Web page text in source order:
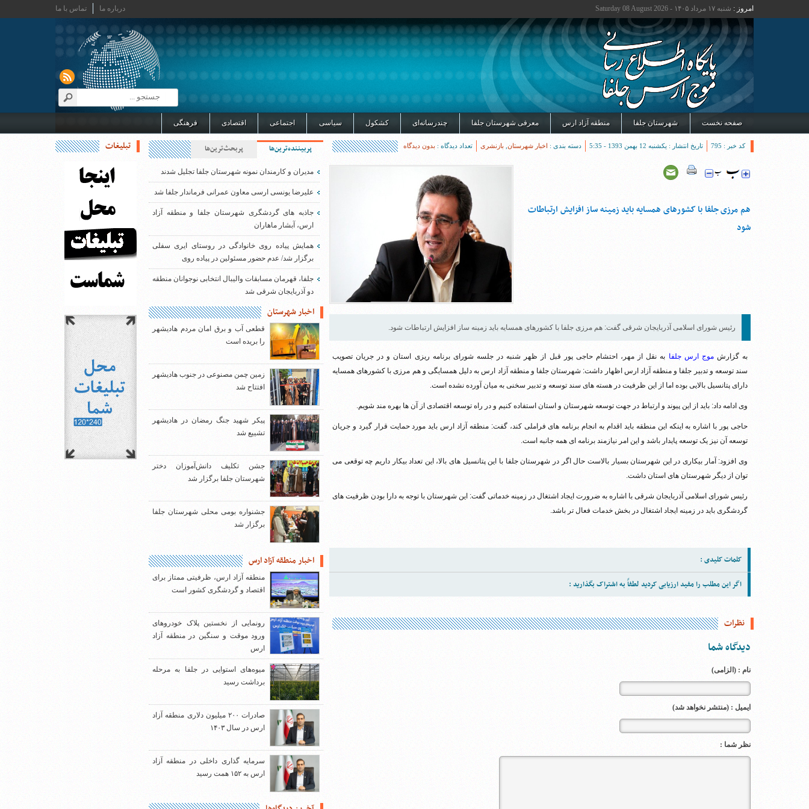
امروز : شنبه ۱۷ مرداد ۱۴۰۵ - Saturday 08 August 2026 تماس با ما درباره ما
صفحه نخست شهرستان جلفا منطقه آزاد ارس معرفی شهرستان جلفا چندرسانه‌ای کشکول سیاسی اجتماعی اقتصادی فرهنگی
کد خبر : 795 تاریخ انتشار : یکشنبه 12 بهمن 1393 - 5:35 دسته بندی : اخبار شهرستان بازنشری تعداد دیدگاه : بدون دیدگاه
هم مرزی جلفا با کشورهای همسایه باید زمینه ساز افزایش ارتباطات
شود
رئیس شورای اسلامی آذربایجان شرقی گفت: هم مرزی جلفا با کشورهای همسایه باید زمینه ساز افزایش ارتباطات شود.
به گزارشموج ارس جلفا به نقل از مهر، احتشام حاجی پور قبل از ظهر شنبه در جلسه شورای برنامه ریزی استان و در جریان تصویب
سند توسعه و تدبیر جلفا و منطقه آزاد ارس اظهار داشت: شهرستان جلفا و منطقه آزاد ارس به دلیل همسایگی و هم مرزی با کشورهای همسایه
دارای پتانسیل بالایی بوده اما از این ظرفیت در هسته های سند توسعه و تدبیر سخنی به میان آورده نشده است.
وی ادامه داد: باید از این پیوند و ارتباط در جهت توسعه شهرستان و استان استفاده کنیم و در راه توسعه اقتصادی از آن ها بهره مند شویم.
حاجی پور با اشاره به اینکه این منطقه باید اقدام به انجام برنامه های فراملی کند، گفت: منطقه آزاد ارس باید مورد حمایت قرار گیرد و جریان
توسعه آن نیز یک توسعه پایدار باشد و این امر نیازمند برنامه ای همه جانبه است.
وی افزود: آمار بیکاری در این شهرستان بسیار بالاست حال اگر در شهرستان جلفا با این پتانسیل های بالا، این تعداد بیکار داریم چه توقعی می
توان از دیگر شهرستان های استان داشت.
رئیس شورای اسلامی آذربایجان شرقی با اشاره به ضرورت ایجاد اشتغال در زمینه خدماتی گفت: این شهرستان با توجه به دارا بودن ظرفیت های
گردشگری باید در زمینه ایجاد اشتغال در بخش خدمات فعال تر باشد.
کلمات کلیدی :
اگر این مطلب را مفید ارزیابی کردید لطفاً به اشتراک بگذارید :
نظرات
دیدگاه شما
نام : (الزامی)
ایمیل : (منتشر نخواهد شد)
نظر شما :
تبلیغات پربیننده‌ترین‌ها پربحث‌ترین‌ها
مدیران و کارمندان نمونه شهرستان جلفا تجلیل شدند
علیرضا یونسی ارسی معاون عمرانی فرماندار جلفا شد
جاذبه های گردشگری شهرستان جلفا و منطقه آزاد
ارس، آبشار ماهاران
همایش پیاده روی خانوادگی در روستای ایری سفلی
برگزار شد/ عدم حضور مسئولین در پیاده روی
جلفا، قهرمان مسابقات والیبال انتخابی نوجوانان منطقه
دو آذربایجان شرقی شد
اخبار شهرستان
قطعی آب و برق امان مردم هادیشهر
را بریده است
زمین چمن مصنوعی در جنوب هادیشهر
افتتاح شد
پیکر شهید جنگ رمضان در هادیشهر
تشییع شد
جشن تکلیف دانش‌آموزان دختر
شهرستان جلفا برگزار شد
جشنواره بومی محلی شهرستان جلفا
برگزار شد
اخبار منطقه آزاد ارس
منطقه آزاد ارس، ظرفیتی ممتاز برای
اقتصاد و گردشگری کشور است
رونمایی از نخستین پلاک خودروهای
ورود موقت و سنگین در منطقه آزاد
ارس
میوه‌های استوایی در جلفا به مرحله
برداشت رسید
صادرات ۲۰۰ میلیون دلاری منطقه آزاد
ارس در سال ۱۴۰۳
سرمایه گذاری داخلی در منطقه آزاد
ارس به ۱۵۲ همت رسید